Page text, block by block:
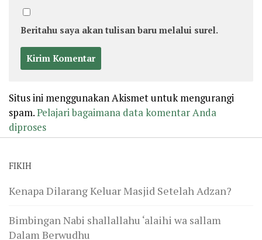
Beritahu saya akan tulisan baru melalui surel.
Situs ini menggunakan Akismet untuk mengurangi
spam.Pelajari bagaimana data komentar Anda
diproses
FIKIH
Kenapa Dilarang Keluar Masjid Setelah Adzan?
Bimbingan Nabi shallallahu ‘alaihi wa sallam
Dalam Berwudhu